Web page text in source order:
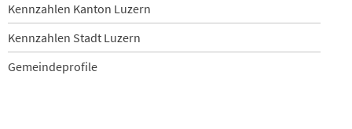
Kennzahlen Kanton Luzern
Kennzahlen Stadt Luzern
Gemeindeprofile